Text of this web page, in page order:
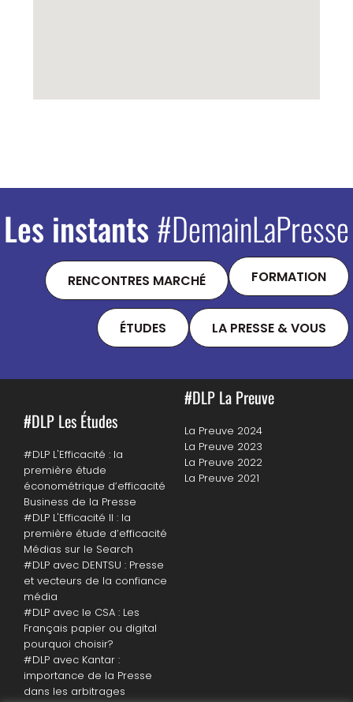
Les instants #DemainLaPresse
RENCONTRES MARCHÉ FORMATION
ÉTUDES LA PRESSE & VOUS
#DLP Les Études
#DLP L'Efficacité : la
première étude
économétrique d’efficacité
Business de la Presse
#DLP L'Efficacité II : la
première étude d’efficacité
Médias sur le Search
#DLP avec DENTSU : Presse
et vecteurs de la confiance
média
#DLP avec le CSA : Les
Français papier ou digital
pourquoi choisir?
#DLP avec Kantar :
importance de la Presse
dans les arbitrages
#DLP La Preuve
La Preuve 2024
La Preuve 2023
La Preuve 2022
La Preuve 2021